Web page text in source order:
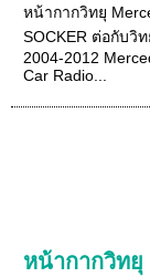
หน้ากากวิทยุ
SOCKER ต่อกับวิ
2004-2012
Car Radio...
หน้ากากวิทยุ